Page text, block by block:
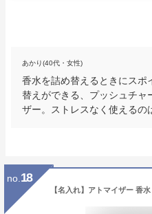
あかり(40代・女性)
香水を詰め替えるときにスポ
替えができる、プッシュチャ
ザー。ストレスなく使えるの
no. 18